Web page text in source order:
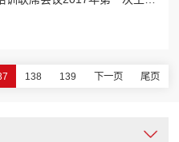
138 139 下一页 尾页